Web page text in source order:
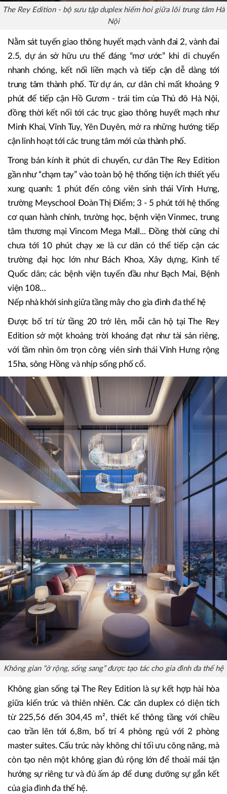
The Rey Edition - bộ sưu tập duplex hiếm hoi giữa lõi trung tâm Hà
Nội
Nằm sát tuyến giao thông huyết mạch vành đai 2, vành đai
2.5, dự án sở hữu ưu thế đáng “mơ ước” khi di chuyển
nhanh chóng, kết nối liền mạch và tiếp cận dễ dàng tới
phút để tiếp cận Hồ Gươm - trái tim của Thủ đô Hà Nội,
đồng thời kết nối tới các trục giao thông huyết mạch như
Minh Khai, Vĩnh Tuy, Yên Duyên, mở ra những hướng tiếp
cận linh hoạt tới các trung tâm mới của thành phố.
Trong bán kính ít phút di chuyển, cư dân The Rey Edition
gần như “chạm tay” vào toàn bộ hệ thống tiện ích thiết yếu
xung quanh: 1 phút đến công viên sinh thái Vĩnh Hưng,
trường Meyschool Đoàn Thị Điểm; 3 - 5 phút tới hệ thống
cơ quan hành chính, trường học, bệnh viện Vinmec, trung
tâm thương mại Vincom Mega Mall... Đồng thời cũng chỉ
trường đại học lớn như Bách Khoa, Xây dựng, Kinh tế
Quốc dân; các bệnh viện tuyến đầu như Bạch Mai, Bệnh
Nếp nhà khởi sinh giữa tầng mây cho gia đình đa thế hệ
Được bố trí từ tầng 20 trở lên, mỗi căn hộ tại The Rey
Edition sở một khoảng trời khoáng đạt như tài sản riêng,
với tầm nhìn ôm trọn công viên sinh thái Vĩnh Hưng rộng
15ha, sông Hồng và nhịp sống phố cổ.
Không gian “ở rộng, sống sang” được tạo tác cho gia đình đa thế hệ
Không gian sống tại The Rey Edition là sự kết hợp hài hòa
giữa kiến trúc và thiên nhiên. Các căn duplex có diện tích
từ 225,56 đến 304,45 m², thiết kế thông tầng với chiều